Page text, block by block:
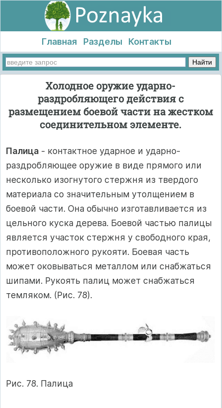
Главная Разделы Контакты
Холодное оружие ударно-
раздробляющего действия с
размещением боевой части на жестком
соединительном элементе.
Палица - контактное ударное и ударно-
раздробляющее оружие в виде прямого или
несколько изогнутого стержня из твердого
материала со значительным утолщением в
боевой части. Она обычно изготавливается из
цельного куска дерева. Боевой частью палицы
является участок стержня у свободного края,
противоположного рукояти. Боевая часть
может оковываться металлом или снабжаться
шипами. Рукоять палиц может снабжаться
темляком. (Рис. 78).
Рис. 78. Палица